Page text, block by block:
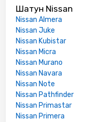
Шатун Nissan
Nissan Almera
Nissan Juke
Nissan Kubistar
Nissan Micra
Nissan Murano
Nissan Navara
Nissan Note
Nissan Pathfinder
Nissan Primastar
Nissan Primera